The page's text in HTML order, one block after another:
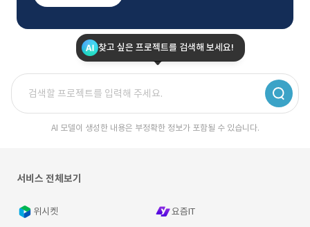
찾고 싶은 프로젝트를 검색해 보세요!
AI 모델이 생성한 내용은 부정확한 정보가 포함될 수 있습니다.
서비스 전체보기
위시켓 요즘IT